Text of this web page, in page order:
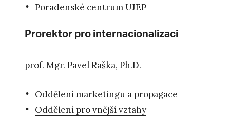
Poradenské centrum UJEP
Prorektor pro internacionalizaci
prof. Mgr. Pavel Raška, Ph.D.
Oddělení marketingu a propagace
Oddělení pro vnější vztahy